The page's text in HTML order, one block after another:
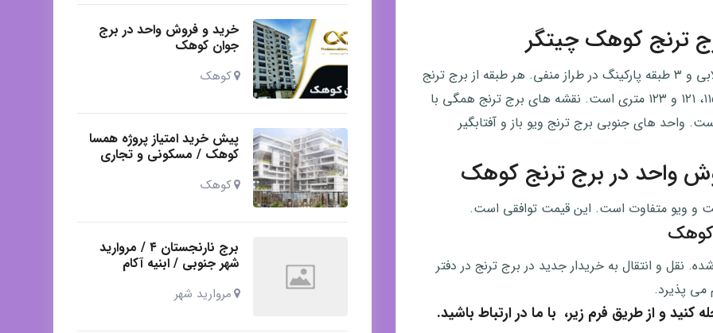
ترنج کوهک چیتگر
برج ترنج یک بلوک ۱۶ طبقه مسکونی است، با ۱ طبقه لابی و ۳ طبقه پارکینگ در طراز منفی. هر طبقه از برج ترنج
۱۲ واحد ۲ خوابه دارد. تیپ متراژ واحد های برج ترنج ۱۱۵، ۱۲۱ و ۱۲۳ متری است. نقشه های برج ترنج همگی با
واحد های جنوبی برج ترنج ویو باز و آفتابگیر
واحد در برج ترنج کوهک
و ویو متفاوت است. این قیمت توافقی است.
کوهک
و انتقال به خریدار جدید در برج ترنج در دفتر
می پذیرد.
و از طریق فرم زیر، با ما در ارتباط باشید.
خرید و فروش واحد در برج
جوان کوهک
کوهک
پیش خرید امتیاز پروژه همسا
کوهک / مسکونی و تجاری
کوهک
برج نارنجستان ۴ / مروارید
شهر جنوبی / ابنیه آکام
مروارید شهر